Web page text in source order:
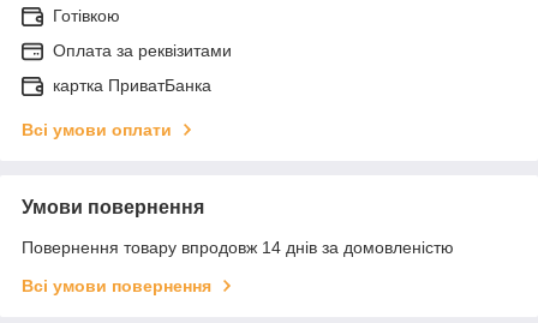
Готівкою
Оплата за реквізитами
картка ПриватБанка
Всі умови оплати
Умови повернення
Повернення товару впродовж 14 днів за домовленістю
Всі умови повернення